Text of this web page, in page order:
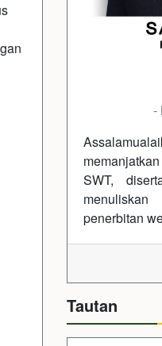
-
SWT,
penerbitan
Tautan